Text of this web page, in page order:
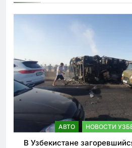
АВТО НОВОСТИ
В Узбекистане